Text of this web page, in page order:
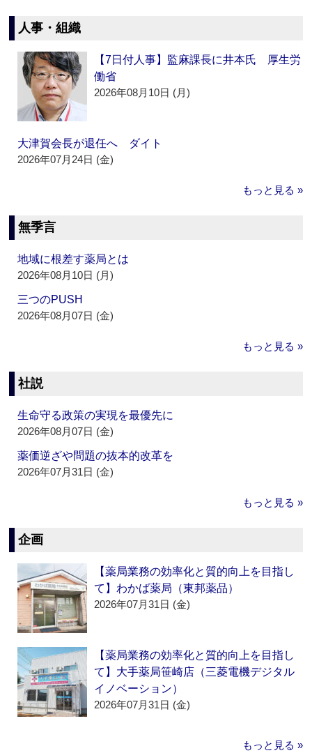
人事・組織
【7日付人事】監麻課長に井本氏 厚生労
働省
2026年08月10日 (月)
大津賀会長が退任へ ダイト
2026年07月24日 (金)
もっと見る »
無季言
地域に根差す薬局とは
2026年08月10日 (月)
三つのPUSH
2026年08月07日 (金)
もっと見る »
社説
生命守る政策の実現を最優先に
2026年08月07日 (金)
薬価逆ざや問題の抜本的改革を
2026年07月31日 (金)
もっと見る »
企画
【薬局業務の効率化と質的向上を目指し
て】わかば薬局（東邦薬品）
2026年07月31日 (金)
【薬局業務の効率化と質的向上を目指し
て】大手薬局笹崎店（三菱電機デジタル
イノベーション）
2026年07月31日 (金)
もっと見る »